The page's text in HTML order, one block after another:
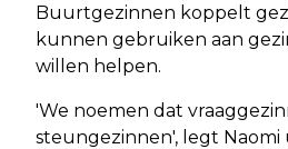
Buurtgezinnen koppelt
kunnen gebruiken aan
willen helpen.
'We noemen dat
steungezinnen', legt Naomi